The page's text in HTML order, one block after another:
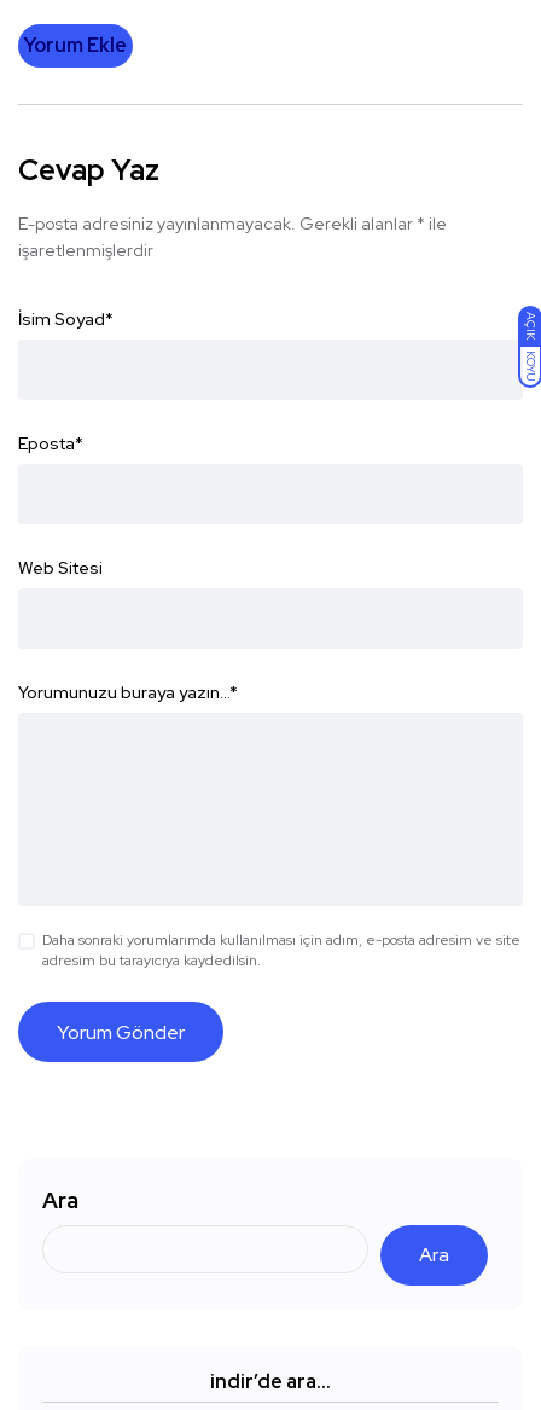
AÇIK
KOYU
Yorum Ekle
Cevap Yaz
E-posta adresiniz yayınlanmayacak. Gerekli alanlar * ile
işaretlenmişlerdir
İsim Soyad*
Eposta*
Web Sitesi
Yorumunuzu buraya yazın...*
Daha sonraki yorumlarımda kullanılması için adım, e-posta adresim ve site
adresim bu tarayıcıya kaydedilsin.
Ara
Ara
indir’de ara…